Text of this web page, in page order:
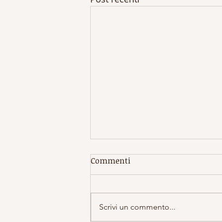
Commenti
Scrivi un commento...